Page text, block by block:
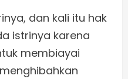
dan kali itu hak
istrinya karena
membiayai